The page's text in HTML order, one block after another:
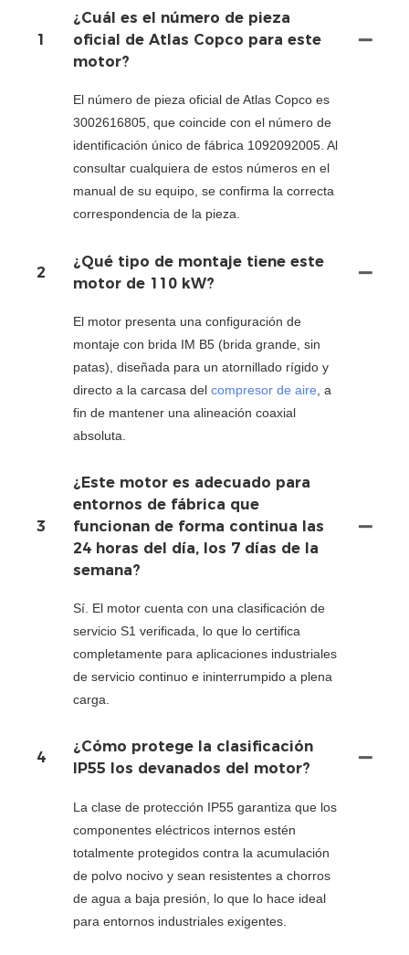
1
¿Cuál es el número de pieza
oficial de Atlas Copco para este
motor?
El número de pieza oficial de Atlas Copco es
3002616805, que coincide con el número de
identificación único de fábrica 1092092005. Al
consultar cualquiera de estos números en el
manual de su equipo, se confirma la correcta
correspondencia de la pieza.
2
¿Qué tipo de montaje tiene este
motor de 110 kW?
El motor presenta una configuración de
montaje con brida IM B5 (brida grande, sin
patas), diseñada para un atornillado rígido y
directo a la carcasa del compresor de aire , a
fin de mantener una alineación coaxial
absoluta.
3
¿Este motor es adecuado para
entornos de fábrica que
funcionan de forma continua las
24 horas del día, los 7 días de la
semana?
Sí. El motor cuenta con una clasificación de
servicio S1 verificada, lo que lo certifica
completamente para aplicaciones industriales
de servicio continuo e ininterrumpido a plena
carga.
4
¿Cómo protege la clasificación
IP55 los devanados del motor?
La clase de protección IP55 garantiza que los
componentes eléctricos internos estén
totalmente protegidos contra la acumulación
de polvo nocivo y sean resistentes a chorros
de agua a baja presión, lo que lo hace ideal
para entornos industriales exigentes.